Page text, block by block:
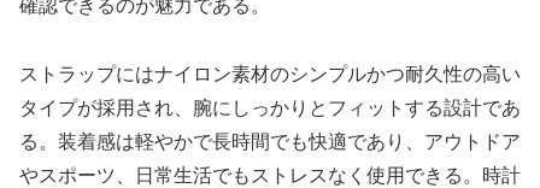
確認できるのが魅力である。
ストラップにはナイロン素材のシンプルかつ耐久性の高い
タイプが採用され、腕にしっかりとフィットする設計であ
る。装着感は軽やかで長時間でも快適であり、アウトドア
やスポーツ、日常生活でもストレスなく使用できる。時計